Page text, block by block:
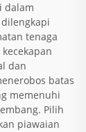
dalam
tenaga
dan
batas
memenuhi
Pilih
piawaian